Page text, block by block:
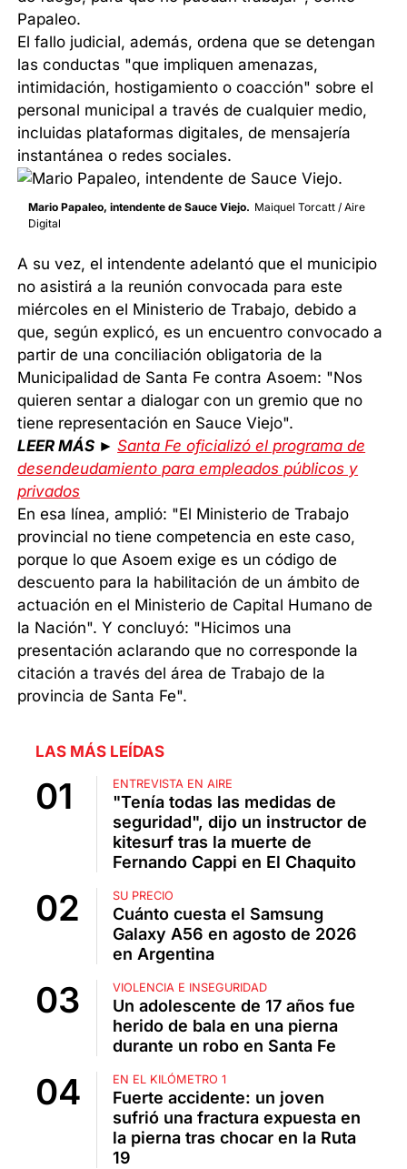
Papaleo.
El fallo judicial, además, ordena que se detengan
las conductas "que impliquen amenazas,
intimidación, hostigamiento o coacción" sobre el
personal municipal a través de cualquier medio,
incluidas plataformas digitales, de mensajería
instantánea o redes sociales.
Mario Papaleo, intendente de Sauce Viejo. Maiquel Torcatt / Aire
Digital
A su vez, el intendente adelantó que el municipio
no asistirá a la reunión convocada para este
miércoles en el Ministerio de Trabajo, debido a
que, según explicó, es un encuentro convocado a
partir de una conciliación obligatoria de la
Municipalidad de Santa Fe contra Asoem: "Nos
quieren sentar a dialogar con un gremio que no
tiene representación en Sauce Viejo".
LEER MÁS ►Santa Fe oficializó el programa de
desendeudamiento para empleados públicos y
privados
En esa línea, amplió: "El Ministerio de Trabajo
provincial no tiene competencia en este caso,
porque lo que Asoem exige es un código de
descuento para la habilitación de un ámbito de
actuación en el Ministerio de Capital Humano de
la Nación". Y concluyó: "Hicimos una
presentación aclarando que no corresponde la
citación a través del área de Trabajo de la
provincia de Santa Fe".
LAS MÁS LEÍDAS
ENTREVISTA EN AIRE
"Tenía todas las medidas de
seguridad", dijo un instructor de
kitesurf tras la muerte de
Fernando Cappi en El Chaquito
SU PRECIO
Cuánto cuesta el Samsung
Galaxy A56 en agosto de 2026
en Argentina
VIOLENCIA E INSEGURIDAD
Un adolescente de 17 años fue
herido de bala en una pierna
durante un robo en Santa Fe
EN EL KILÓMETRO 1
Fuerte accidente: un joven
sufrió una fractura expuesta en
la pierna tras chocar en la Ruta
19